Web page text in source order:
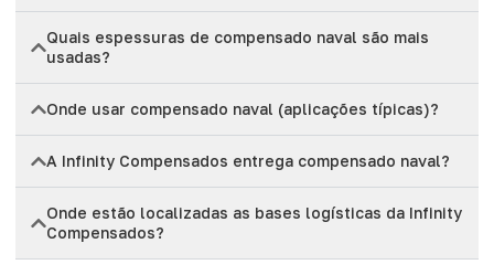
Quais espessuras de compensado naval são mais
usadas?
Onde usar compensado naval (aplicações típicas)?
A Infinity Compensados entrega compensado naval?
Onde estão localizadas as bases logísticas da Infinity
Compensados?